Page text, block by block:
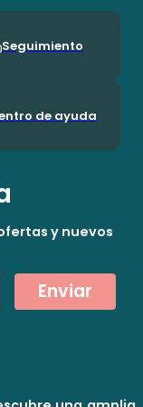
Pillín, Nos Encanta
Seguimiento
de ayuda
y nuevos
Enviar